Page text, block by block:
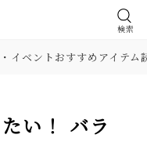
検索
イベントおすすめアイテム
い！ バラ